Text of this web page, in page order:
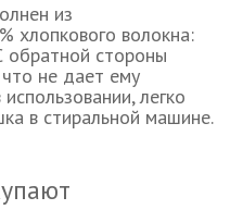
из
хлопкового волокна:
обратной стороны
не дает ему
легко
в стиральной машине.